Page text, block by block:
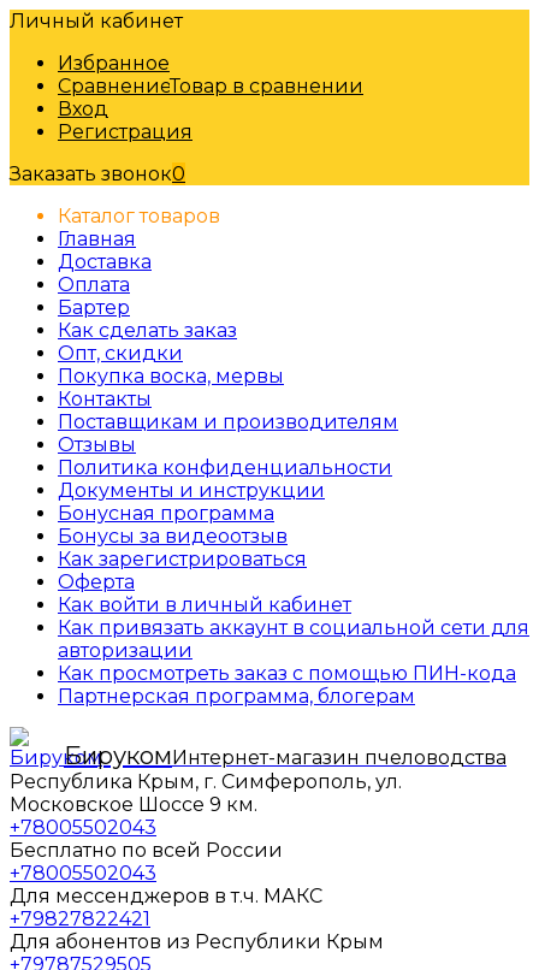
Личный кабинет
Избранное
СравнениеТовар в сравнении
Вход
Регистрация
Заказать звонок0
Каталог товаров
Главная
Доставка
Оплата
Бартер
Как сделать заказ
Опт, скидки
Покупка воска, мервы
Контакты
Поставщикам и производителям
Отзывы
Политика конфиденциальности
Документы и инструкции
Бонусная программа
Бонусы за видеоотзыв
Как зарегистрироваться
Оферта
Как войти в личный кабинет
Как привязать аккаунт в социальной сети для
авторизации
Как просмотреть заказ с помощью ПИН-кода
Партнерская программа, блогерам
БирукомИнтернет-магазин пчеловодства
Республика Крым, г. Симферополь, ул.
Московское Шоссе 9 км.
+78005502043
Бесплатно по всей России
+78005502043
Для мессенджеров в т.ч. МАКС
+79827822421
Для абонентов из Республики Крым
+79787529505